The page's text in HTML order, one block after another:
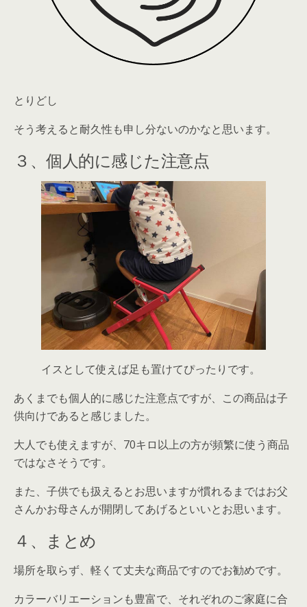
とりどし
そう考えると耐久性も申し分ないのかなと思います。
３、個人的に感じた注意点
イスとして使えば足も置けてぴったりです。
あくまでも個人的に感じた注意点ですが、この商品は子
供向けであると感じました。
大人でも使えますが、70キロ以上の方が頻繁に使う商品
ではなさそうです。
また、子供でも扱えるとお思いますが慣れるまではお父
さんかお母さんが開閉してあげるといいとお思います。
４、まとめ
場所を取らず、軽くて丈夫な商品ですのでお勧めです。
カラーバリエーションも豊富で、それぞれのご家庭に合